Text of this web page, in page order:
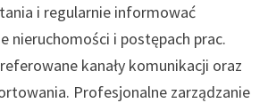
i regularnie informować
nieruchomości i postępach prac.
kanały komunikacji oraz
Profesjonalne zarządzanie